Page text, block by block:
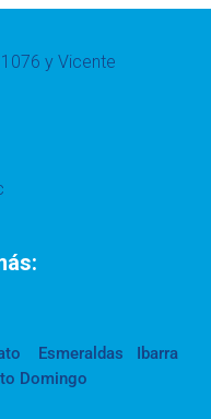
y Vicente
Esmeraldas
Ibarra
Domingo